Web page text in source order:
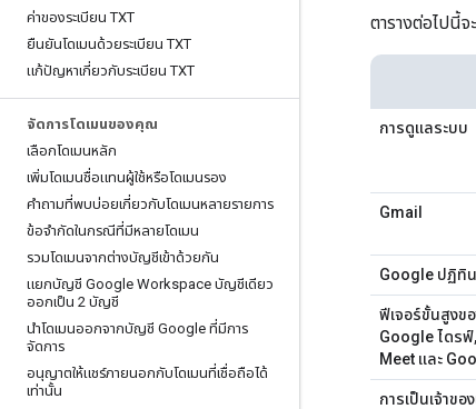
ค่าของระเบียน TXT
ยืนยันโดเมนด้วยระเบียน TXT
แก้ปัญหาเกี่ยวกับระเบียน TXT
จัดการโดเมนของคุณ
เลือกโดเมนหลัก
เพิ่มโดเมนชื่อแทนผู้ใช้หรือโดเมนรอง
คำถามที่พบบ่อยเกี่ยวกับโดเมนหลายรายการ
ข้อจำกัดในกรณีที่มีหลายโดเมน
รวมโดเมนจากต่างบัญชีเข้าด้วยกัน
แยกบัญชี Google Workspace บัญชีเดียว
ออกเป็น 2 บัญชี
นำโดเมนออกจากบัญชี Google ที่มีการ
จัดการ
อนุญาตให้แชร์ภายนอกกับโดเมนที่เชื่อถือได้
เท่านั้น
ตารางต่อไปนี้
การดูแลระบบ
Gmail
Google ปฏิทิน
ฟีเจอร์ขั้นสูงข
Google ไดร
Meet และ
การเป็นเจ้าข